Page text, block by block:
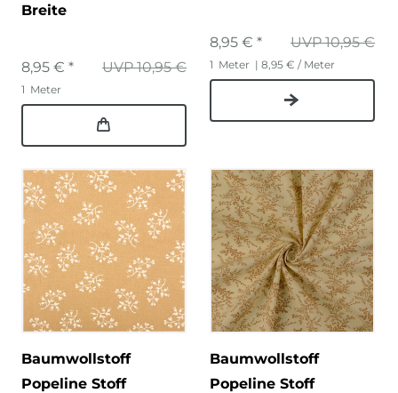
Breite
UVP 10,95 €
8,95 € *
1 Meter
UVP 10,95 €
8,95 € *
1 Meter | 8,95 € / Meter
Baumwollstoff
Popeline Stoff
Baumwollstoff
Popeline Stoff